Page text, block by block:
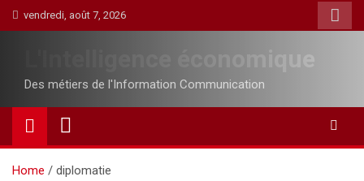
Skip
to
vendredi, août 7, 2026
Des métiers de l'Information Communication
Home diplomatie